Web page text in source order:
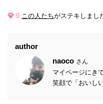
9 この人たちがステキしまし
author
naoco さん
マイページにき
笑顔で「おいし